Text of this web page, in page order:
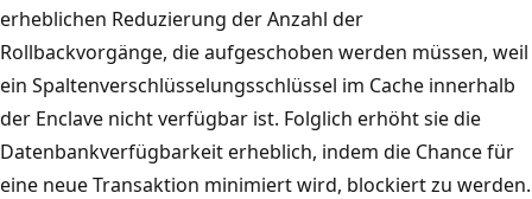
erheblichen Reduzierung der Anzahl der
Rollbackvorgänge, die aufgeschoben werden müssen, weil
ein Spaltenverschlüsselungsschlüssel im Cache innerhalb
der Enclave nicht verfügbar ist. Folglich erhöht sie die
Datenbankverfügbarkeit erheblich, indem die Chance für
eine neue Transaktion minimiert wird, blockiert zu werden.